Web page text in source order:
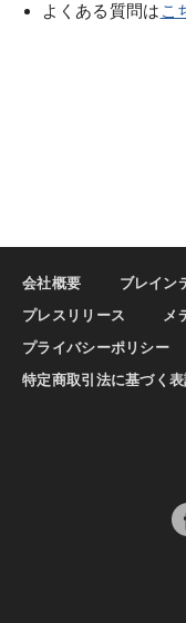
よくある質問は こ
会社概要 ブレイン
プレスリリース
メ
プライバシーポリシー
特定商取引法に基づく